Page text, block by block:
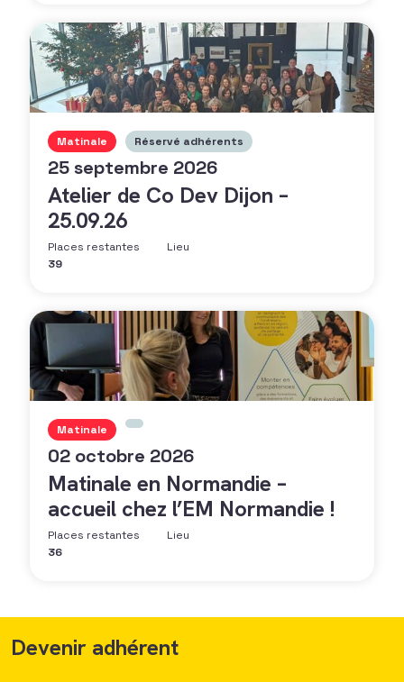
Matinale Réservé adhérents
25 septembre 2026
Atelier de Co Dev Dijon –
25.09.26
Places restantes
39
Lieu
Matinale
02 octobre 2026
Matinale en Normandie –
accueil chez l’EM Normandie !
Places restantes
36
Lieu
Devenir adhérent